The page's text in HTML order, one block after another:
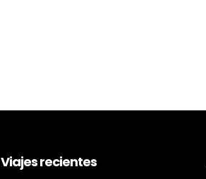
Viajes recientes